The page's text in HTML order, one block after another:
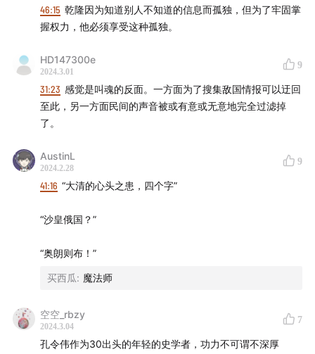
46:15 乾隆因为知道别人不知道的信息而孤独，但为了牢固掌
握权力，他必须享受这种孤独。
HD147300e
2024.3.01
9
31:23 感觉是叫魂的反面。一方面为了搜集敌国情报可以迂回
至此，另一方面民间的声音被或有意或无意地完全过滤掉
了。
AustinL
2024.2.28
9
41:16 “大清的心头之患，四个字”
“沙皇俄国？”
“奥朗则布！”
买西瓜: 魔法师
空空_rbzy
2024.3.04
7
孔令伟作为30出头的年轻的史学者，功力不可谓不深厚